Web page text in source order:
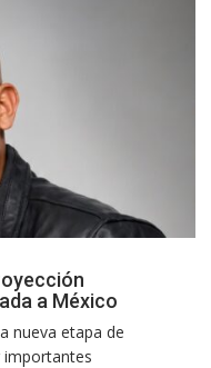
a México
nueva etapa de